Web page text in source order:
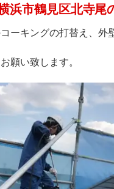
浜市鶴見区北寺尾
ーキングの打替え、外
願い致します。